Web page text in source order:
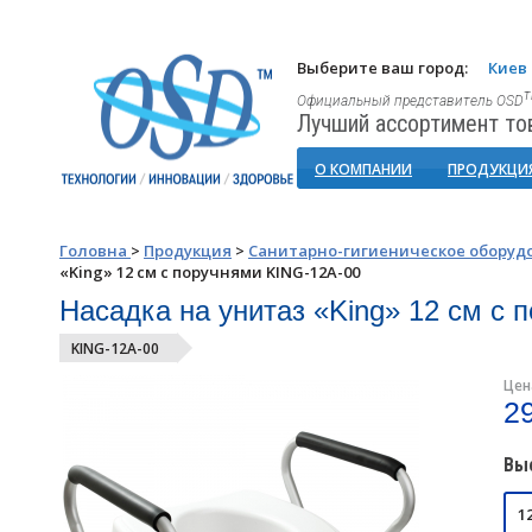
Выберите ваш город: Киев
Официальный представитель OSD
Лучший ассортимент
О КОМПАНИИ
Головна > Продукция > Санитарно-гигиеническое
«King» 12 см с поручнями KING-12A-00
Насадка на унитаз «King» 12 см с
KING-12A-00